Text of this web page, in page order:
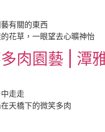
有關的東西
花草，一眼望去心曠神怡
多肉園藝 | 潭
走走
天橋下的微笑多肉